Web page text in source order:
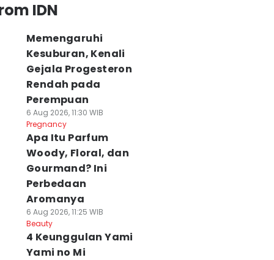
IDN
Memengaruhi
Kesuburan, Kenali
Gejala Progesteron
Rendah pada
Perempuan
6 Aug 2026, 11:30 WIB
Pregnancy
Apa Itu Parfum
Woody, Floral, dan
Gourmand? Ini
Perbedaan
Aromanya
6 Aug 2026, 11:25 WIB
Beauty
4 Keunggulan Yami
Yami no Mi